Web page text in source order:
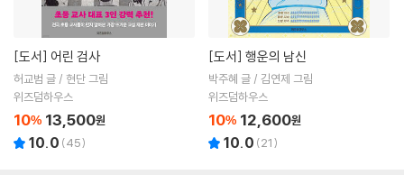
[도서] 어린 검사
허교범 글 / 현단 그림
위즈덤하우스
10% 13,500원
10.0 (45)
[도서] 행운의 남신
박주혜 글 / 김연제 그림
위즈덤하우스
10% 12,600원
10.0 (21)